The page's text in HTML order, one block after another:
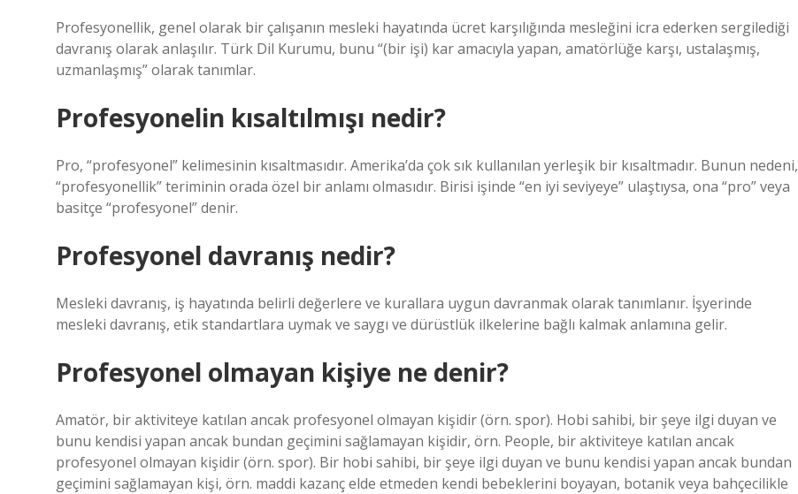
Profesyonellik, genel olarak bir çalışanın mesleki hayatında ücret karşılığında mesleğini icra ederken sergilediği
davranış olarak anlaşılır. Türk Dil Kurumu, bunu “(bir işi) kar amacıyla yapan, amatörlüğe karşı, ustalaşmış,
uzmanlaşmış” olarak tanımlar.
Profesyonelin kısaltılmışı nedir?
Pro, “profesyonel” kelimesinin kısaltmasıdır. Amerika’da çok sık kullanılan yerleşik bir kısaltmadır. Bunun nedeni,
“profesyonellik” teriminin orada özel bir anlamı olmasıdır. Birisi işinde “en iyi seviyeye” ulaştıysa, ona “pro” veya
basitçe “profesyonel” denir.
Profesyonel davranış nedir?
Mesleki davranış, iş hayatında belirli değerlere ve kurallara uygun davranmak olarak tanımlanır. İşyerinde
mesleki davranış, etik standartlara uymak ve saygı ve dürüstlük ilkelerine bağlı kalmak anlamına gelir.
Profesyonel olmayan kişiye ne denir?
Amatör, bir aktiviteye katılan ancak profesyonel olmayan kişidir (örn. spor). Hobi sahibi, bir şeye ilgi duyan ve
bunu kendisi yapan ancak bundan geçimini sağlamayan kişidir, örn. People, bir aktiviteye katılan ancak
profesyonel olmayan kişidir (örn. spor). Bir hobi sahibi, bir şeye ilgi duyan ve bunu kendisi yapan ancak bundan
geçimini sağlamayan kişi, örn. maddi kazanç elde etmeden kendi bebeklerini boyayan, botanik veya bahçecilikle